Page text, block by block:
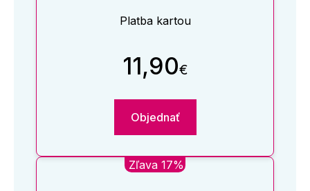
Platba kartou
11,90€
Objednať
Zľava 17%